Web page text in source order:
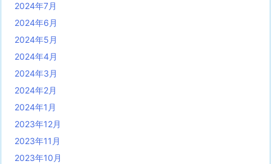
2024年7月
2024年6月
2024年5月
2024年4月
2024年3月
2024年2月
2024年1月
2023年12月
2023年11月
2023年10月